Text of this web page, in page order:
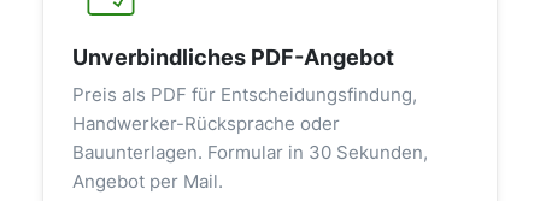
Unverbindliches PDF-Angebot
Preis als PDF für Entscheidungsfindung,
Handwerker-Rücksprache oder
Bauunterlagen. Formular in 30 Sekunden,
Angebot per Mail.